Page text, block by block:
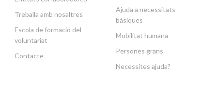
Treballa amb nosaltres
Escola de formació del
voluntariat
Contacte
Ajuda a necessitats
bàsiques
Mobilitat humana
Persones grans
Necessites ajuda?